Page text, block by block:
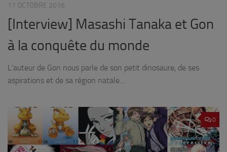
17 OCTOBRE 2016
[Interview] Masashi Tanaka et Gon
à la conquête du monde
L’auteur de Gon nous parle de son petit dinosaure, de ses
aspirations et de sa région natale…
0